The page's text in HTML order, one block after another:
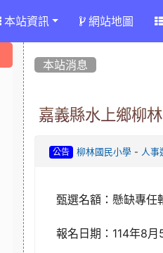
本站資訊 網站地圖
本站消息
嘉義縣水上鄉柳
公告 柳林國民小學 - 人事
甄選名額：懸缺專任
報名日期：114年8